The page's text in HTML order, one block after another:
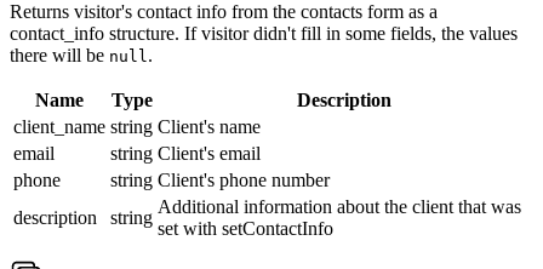
Returns visitor's contact info from the contacts form as a
contact_info structure. If visitor didn't fill in some fields, the values
there will be null.
Name Type
Description
client_name string Client's name
email
string Client's email
phone
string Client's phone number
description
string
Additional information about the client that was
set with setContactInfo